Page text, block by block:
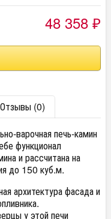
48 358 ₽
Отзывы (0)
варочная печь-камин
функционал
и рассчитана на
до 150 куб.м.
архитектура фасада и
у этой печи